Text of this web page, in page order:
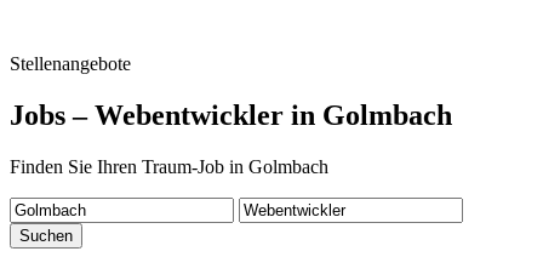
Stellenangebote
Jobs – Webentwickler in Golmbach
Finden Sie Ihren Traum-Job in Golmbach
Suchen